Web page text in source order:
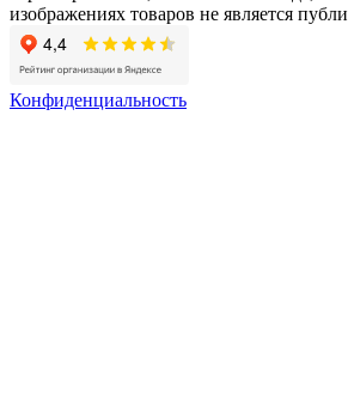
изображениях товаров не является
Конфиденциальность